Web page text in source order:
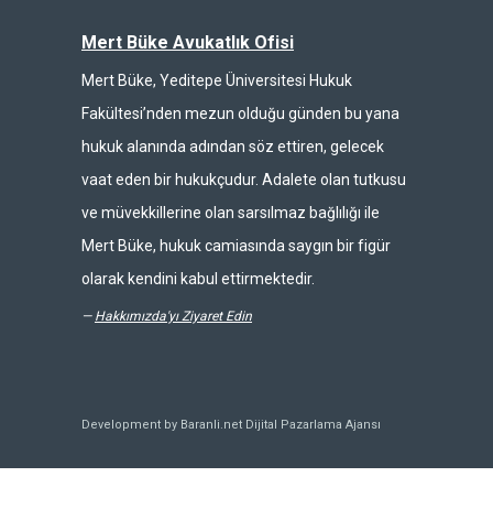
Mert Büke Avukatlık Ofisi
Mert Büke, Yeditepe Üniversitesi Hukuk
Fakültesi’nden mezun olduğu günden bu yana
hukuk alanında adından söz ettiren, gelecek
vaat eden bir hukukçudur. Adalete olan tutkusu
ve müvekkillerine olan sarsılmaz bağlılığı ile
Mert Büke, hukuk camiasında saygın bir figür
olarak kendini kabul ettirmektedir.
— Hakkımızda'yı Ziyaret Edin
Development by Baranli.net Dijital Pazarlama Ajansı